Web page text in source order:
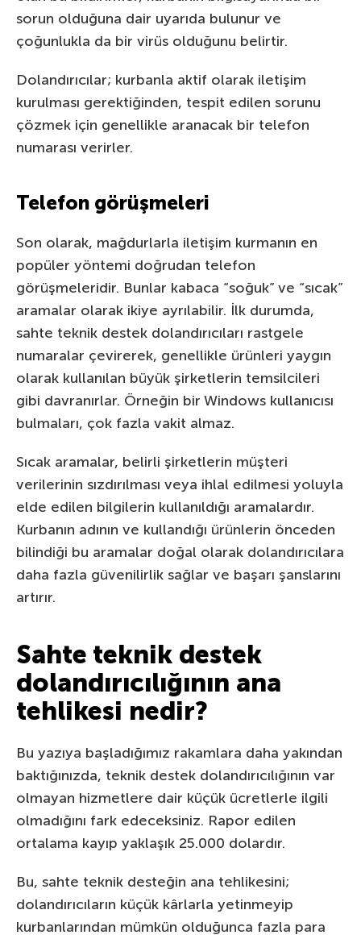
sorun olduğuna dair uyarıda bulunur ve
çoğunlukla da bir virüs olduğunu belirtir.
Dolandırıcılar; kurbanla aktif olarak iletişim
kurulması gerektiğinden, tespit edilen sorunu
çözmek için genellikle aranacak bir telefon
numarası verirler.
Telefon görüşmeleri
Son olarak, mağdurlarla iletişim kurmanın en
popüler yöntemi doğrudan telefon
görüşmeleridir. Bunlar kabaca “soğuk” ve “sıcak”
aramalar olarak ikiye ayrılabilir. İlk durumda,
sahte teknik destek dolandırıcıları rastgele
numaralar çevirerek, genellikle ürünleri yaygın
olarak kullanılan büyük şirketlerin temsilcileri
gibi davranırlar. Örneğin bir Windows kullanıcısı
bulmaları, çok fazla vakit almaz.
Sıcak aramalar, belirli şirketlerin müşteri
verilerinin sızdırılması veya ihlal edilmesi yoluyla
elde edilen bilgilerin kullanıldığı aramalardır.
Kurbanın adının ve kullandığı ürünlerin önceden
bilindiği bu aramalar doğal olarak dolandırıcılara
daha fazla güvenilirlik sağlar ve başarı şanslarını
artırır.
Sahte teknik destek
dolandırıcılığının ana
tehlikesi nedir?
Bu yazıya başladığımız rakamlara daha yakından
baktığınızda, teknik destek dolandırıcılığının var
olmayan hizmetlere dair küçük ücretlerle ilgili
olmadığını fark edeceksiniz. Rapor edilen
ortalama kayıp yaklaşık 25.000 dolardır.
Bu, sahte teknik desteğin ana tehlikesini;
dolandırıcıların küçük kârlarla yetinmeyip
kurbanlarından mümkün olduğunca fazla para